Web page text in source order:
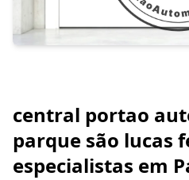
central portao
parque são lucas
especialistas em